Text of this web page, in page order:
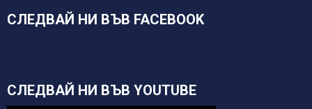
СЛЕДВАЙ НИ ВЪВ FACEBOOK
СЛЕДВАЙ НИ ВЪВ YOUTUBE